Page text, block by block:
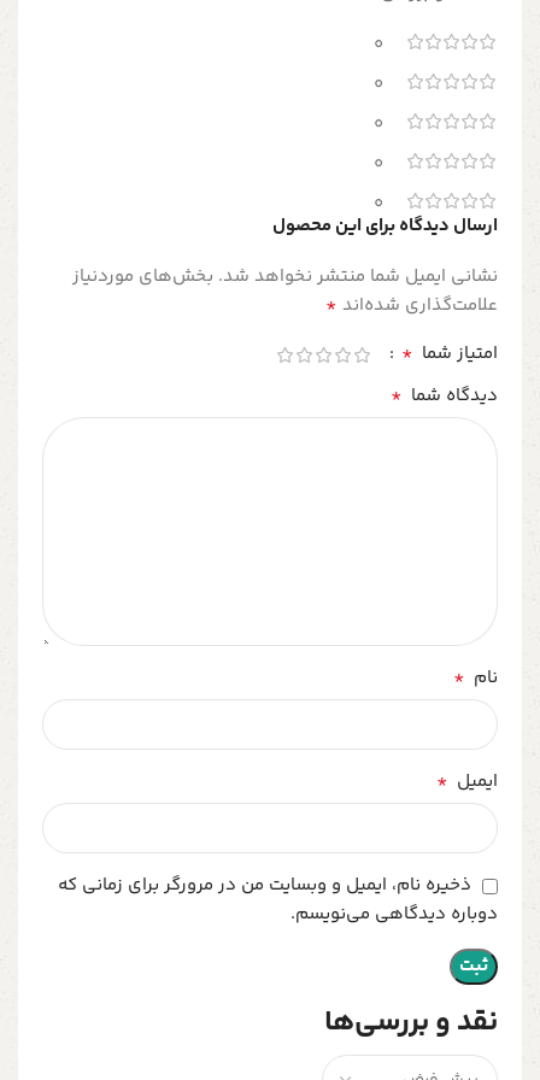
0
0
0
0
0
نقد و بررسی‌ها
ارسال دیدگاه برای این محصول
نشانی ایمیل شما منتشر نخواهد شد. بخش‌های موردنیاز
علامت‌گذاری شده‌اند *
امتیاز شما *
دیدگاه شما *
نام *
ایمیل *
ذخیره نام، ایمیل و وبسایت من در مرورگر برای زمانی که
دوباره دیدگاهی می‌نویسم.